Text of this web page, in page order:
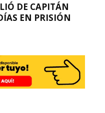
DE CAPITÁN
EN PRISIÓN